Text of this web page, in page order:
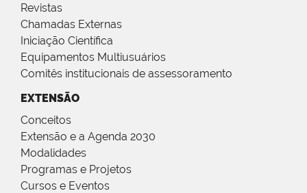
Revistas
Chamadas Externas
Iniciação Científica
Equipamentos Multiusuários
Comitês institucionais de assessoramento
EXTENSÃO
Conceitos
Extensão e a Agenda 2030
Modalidades
Programas e Projetos
Cursos e Eventos